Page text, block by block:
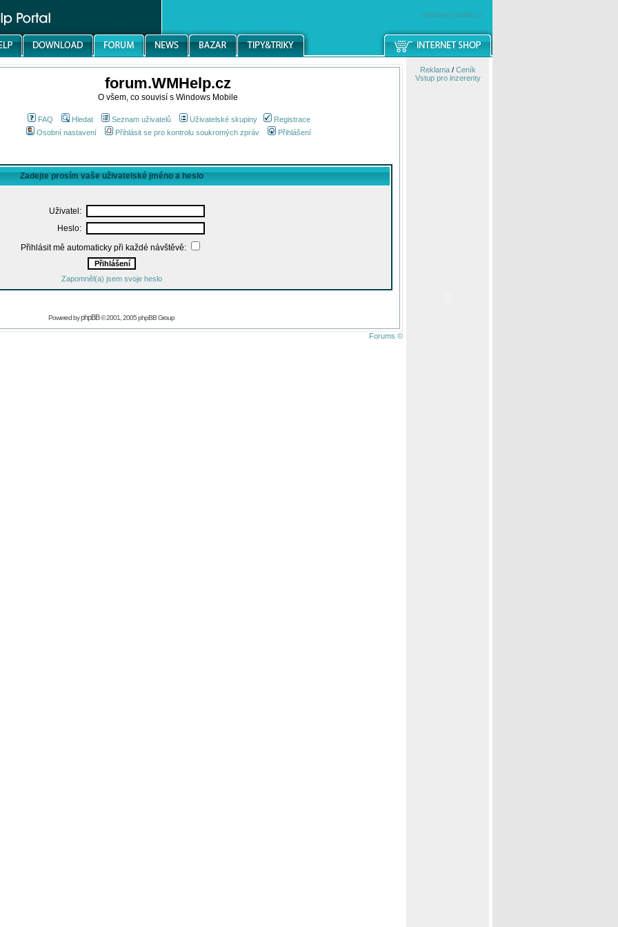
windowsmobile.cz
forum.WMHelp.cz
O všem, co souvisí s Windows Mobile
FAQ Hledat Seznam uživatelů Uživatelské skupiny
Registrace
Osobní nastavení
Přihlásit se pro kontrolu soukromých zpráv Přihlášení
Zadejte prosím vaše uživatelské jméno a heslo
Uživatel:
Heslo:
Přihlásit mě automaticky při každé návštěvě:
Zapomněl(a) jsem svoje heslo
Powered byphpBB© 2001, 2005 phpBB Group
Forums ©
Reklama/ Ceník
Vstup pro inzerenty